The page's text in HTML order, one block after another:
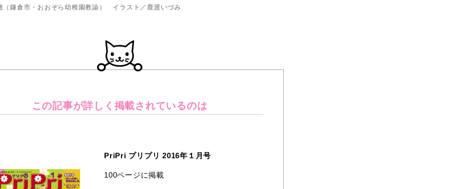
（鎌倉市・おおぞら幼稚園教諭） イラスト／鹿渡いづみ
この記事が詳しく 掲載されているのは
PriPri プリプリ 2016年１月号
100ページに掲載